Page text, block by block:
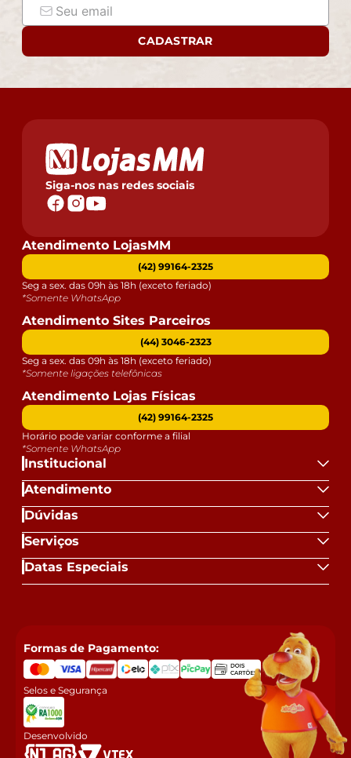
CADASTRAR
Siga-nos nas redes sociais
Institucional
Atendimento
Dúvidas
Serviços
Datas Especiais
Atendimento LojasMM
(42) 99164-2325
Seg a sex. das 09h às 18h (exceto feriado)
*Somente WhatsApp
Atendimento Sites Parceiros
(44) 3046-2323
Seg a sex. das 09h às 18h (exceto feriado)
*Somente ligações telefônicas
Atendimento Lojas Físicas
(42) 99164-2325
Horário pode variar conforme a filial
*Somente WhatsApp
Formas de Pagamento:
Selos e Segurança
Desenvolvido